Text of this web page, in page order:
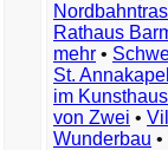
Rathaus
mehr •
St.
im
von Zwei •
Wunderbau •